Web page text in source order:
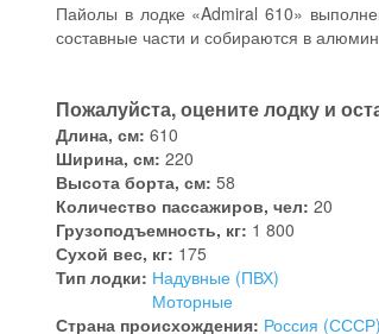
Пайолы в лодке «Admiral 610»
составные части и собираются в
Пожалуйста, оцените лодку и
Длина, см: 610
Ширина, см: 220
Высота борта, см: 58
Количество пассажиров, чел: 20
Грузоподъемность, кг: 1 800
Сухой вес, кг: 175
Тип лодки: Надувные (ПВХ)
Моторные
Страна происхождения: Россия (СССР)